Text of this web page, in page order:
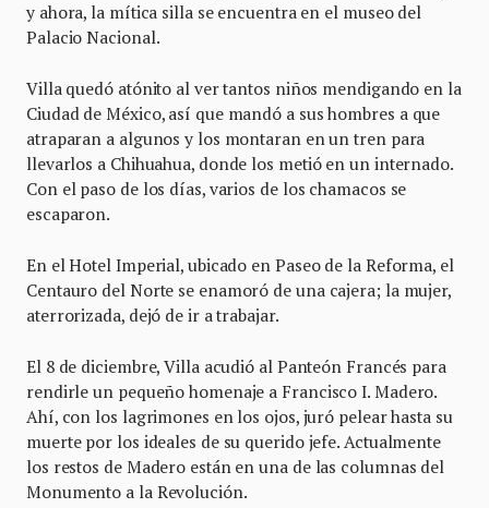
y ahora, la mítica silla se encuentra en el museo del
Palacio Nacional.
Villa quedó atónito al ver tantos niños mendigando en la
Ciudad de México, así que mandó a sus hombres a que
atraparan a algunos y los montaran en un tren para
llevarlos a Chihuahua, donde los metió en un internado.
Con el paso de los días, varios de los chamacos se
escaparon.
En el Hotel Imperial, ubicado en Paseo de la Reforma, el
Centauro del Norte se enamoró de una cajera; la mujer,
aterrorizada, dejó de ir a trabajar.
El 8 de diciembre, Villa acudió al Panteón Francés para
rendirle un pequeño homenaje a Francisco I. Madero.
Ahí, con los lagrimones en los ojos, juró pelear hasta su
muerte por los ideales de su querido jefe. Actualmente
los restos de Madero están en una de las columnas del
Monumento a la Revolución.